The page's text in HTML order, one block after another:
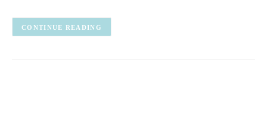
CONTINUE READING